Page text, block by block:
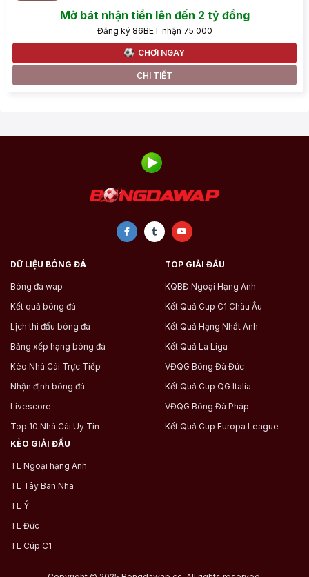
Mở bát nhận tiền lên đến 2 tỷ đồng
Đăng ký 86BET nhận 75.000
CHƠI NGAY
CHI TIẾT
DỮ LIỆU BÓNG ĐÁ
Bóng đá wap
Kết quả bóng đá
Lịch thi đấu bóng đá
Bảng xếp hạng bóng đá
Kèo Nhà Cái Trực Tiếp
Nhận định bóng đá
Livescore
Top 10 Nhà Cái Uy Tín
TOP GIẢI ĐẤU
KQBĐ Ngoại Hạng Anh
Kết Quả Cup C1 Châu Âu
Kết Quả Hạng Nhất Anh
Kết Quả La Liga
VĐQG Bóng Đá Đức
Kết Quả Cup QG Italia
VĐQG Bóng Đá Pháp
Kết Quả Cup Europa League
KÈO GIẢI ĐẤU
TL Ngoại hạng Anh
TL Tây Ban Nha
TL Ý
TL Đức
TL Cúp C1